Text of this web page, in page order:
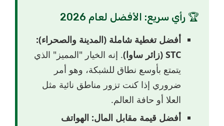
🏆 رأي سريع: الأفضل لعام 2026
أفضل تغطية شاملة (المدينة والصحراء):
STC (زائر ساوا)
. إنه الخيار "المميز" الذي
يتمتع بأوسع نطاق للشبكة، وهو أمر
ضروري إذا كنت تزور مناطق نائية مثل
العلا أو حافة العالم.
أفضل قيمة مقابل المال: الهواتف